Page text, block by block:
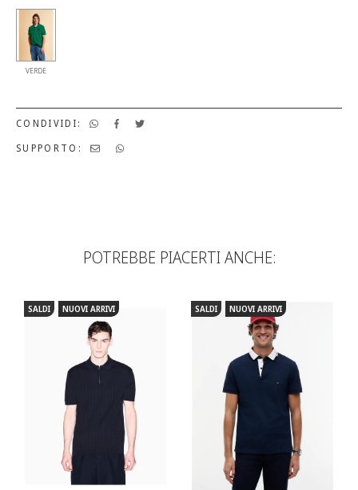
VERDE
CONDIVIDI:
SUPPORTO:
POTREBBE PIACERTI ANCHE:
SALDI NUOVI ARRIVI SALDI NUOVI ARRIVI